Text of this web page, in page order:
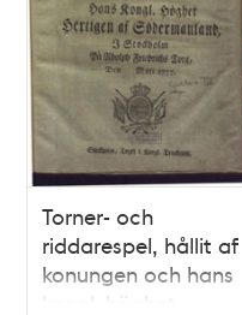
Torner- och
riddarespel, hållit af
konungen och hans
kongl. höghet